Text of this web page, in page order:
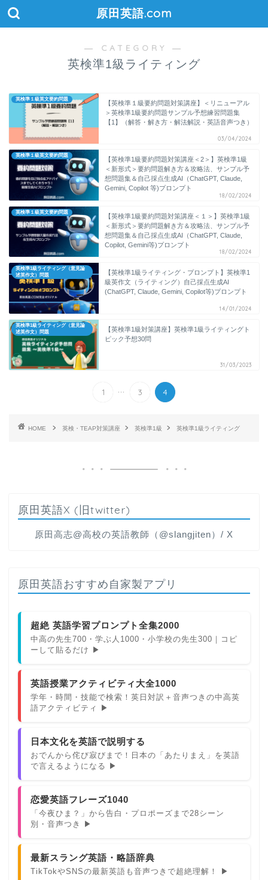
原田英語.com
― CATEGORY ―
英検準1級ライティング
英検準１級英文要約問題
【英検準１級要約問題対策講座】＜リニューアル
＞英検準1級要約問題サンプル予想練習問題集
【1】（解答・解き方・解法解説・英語音声つき）
03/04/2024
英検準１級英文要約問題
【英検準1級要約問題対策講座＜2＞】英検準1級
＜新形式＞要約問題解き方＆攻略法、サンプル予
想問題集＆自己採点生成AI（ChatGPT, Claude,
Gemini, Copilot 等)プロンプト
18/02/2024
英検準１級英文要約問題
【英検準1級要約問題対策講座＜１＞】英検準1級
＜新形式＞要約問題解き方＆攻略法、サンプル予
想問題集＆自己採点生成AI（ChatGPT, Claude,
Copilot, Gemini等)プロンプト
18/02/2024
英検準1級ライティング（意見論
述英作文）問題
【英検準1級ライティング・プロンプト】英検準1
級英作文（ライティング）自己採点生成AI
(ChatGPT, Claude, Gemini, Copilot等)プロンプト
14/01/2024
英検準1級ライティング（意見論
述英作文）問題
【英検準1級対策講座】英検準1級ライティングト
ピック予想30問
31/03/2023
1 ... 3 4
HOME 英検・TEAP対策講座 英検準1級 英検準1級ライティング
原田英語X (旧twitter)
原田高志@高校の英語教師（@slangjiten）/ X
原田英語おすすめ自家製アプリ
超絶 英語学習プロンプト全集2000
中高の先生700・学ぶ人1000・小学校の先生300｜コピ
ーして貼るだけ ▶
英語授業アクティビティ大全1000
学年・時間・技能で検索！英日対訳＋音声つきの中高英
語アクティビティ ▶
日本文化を英語で説明する
おでんから侘び寂びまで！日本の「あたりまえ」を英語
で言えるようになる ▶
恋愛英語フレーズ1040
「今夜ひま？」から告白・プロポーズまで28シーン
別・音声つき ▶
最新スラング英語・略語辞典
TikTokやSNSの最新英語も音声つきで超絶理解！ ▶